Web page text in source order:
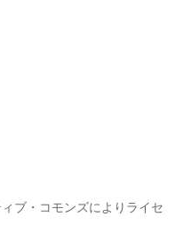
ブ・コモンズによりライセ